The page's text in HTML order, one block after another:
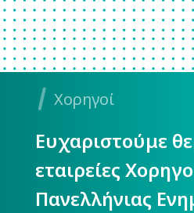
Χορηγοί
Ευχαριστούμε
εταιρείες
Πανελλήνιας